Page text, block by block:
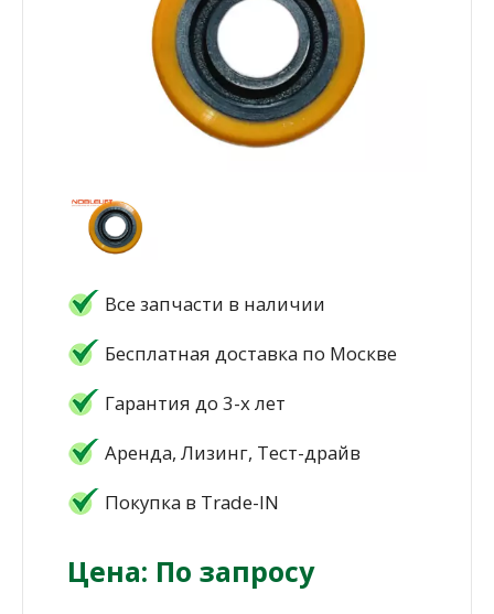
Все запчасти в наличии
Бесплатная доставка по Москве
Гарантия до 3-х лет
Аренда, Лизинг, Тест-драйв
Покупка в Trade-IN
Цена: По запросу